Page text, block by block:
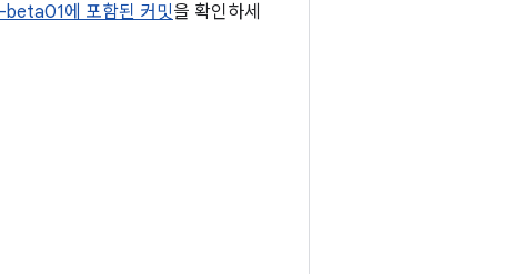
beta01에 포함된 커밋을 확인하세